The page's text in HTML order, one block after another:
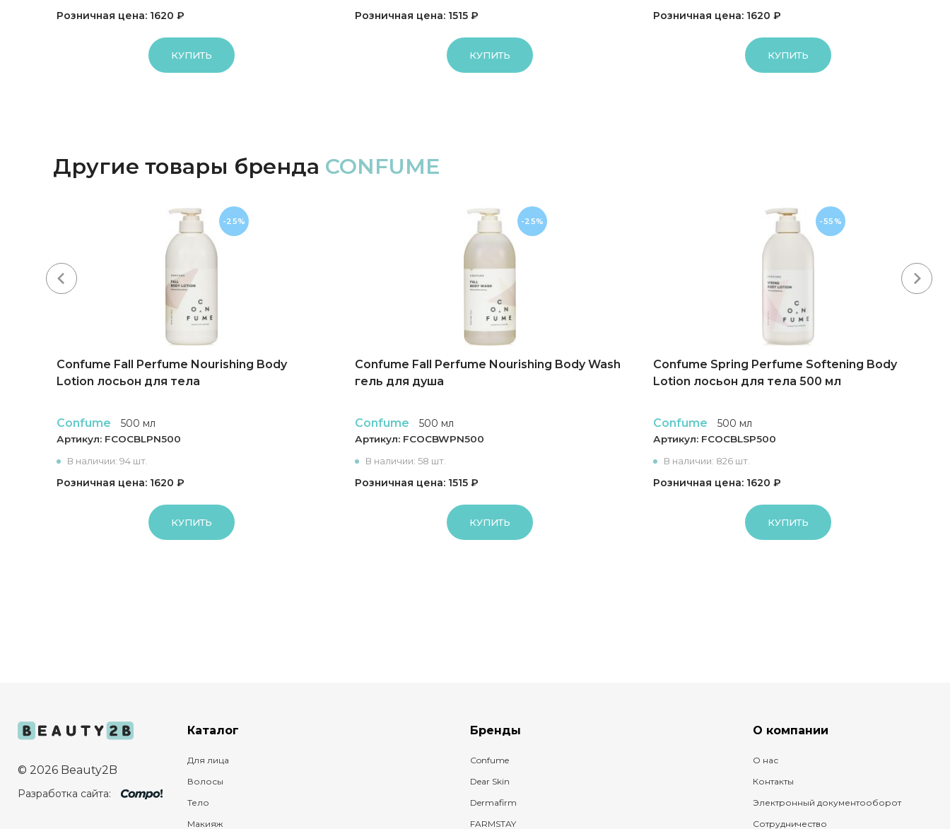
Розничная цена: 1620 ₽
КУПИТЬ
Розничная цена: 1515 ₽
КУПИТЬ
Розничная цена: 1620 ₽
КУПИТЬ
Другие товары бренда CONFUME
Confume Fall Perfume Nourishing Body
Lotion лосьон для тела
Confume 500 мл
Артикул: FCOCBLPN500
В наличии: 94 шт.
Розничная цена: 1620 ₽
КУПИТЬ
-25%
Confume Fall Perfume Nourishing Body Wash
гель для душа
Confume 500 мл
Артикул: FCOCBWPN500
В наличии: 58 шт.
Розничная цена: 1515 ₽
КУПИТЬ
-25%
Confume Spring Perfume Softening Body
Lotion лосьон для тела 500 мл
Confume 500 мл
Артикул: FCOCBLSP500
В наличии: 826 шт.
Розничная цена: 1620 ₽
КУПИТЬ
-55%
© 2026 Beauty2B
Разработка сайта:
Каталог
Для лица
Волосы
Тело
Макияж
Бренды
Confume
Dear Skin
Dermafirm
FARMSTAY
О компании
О нас
Контакты
Электронный документооборот
Сотрудничество